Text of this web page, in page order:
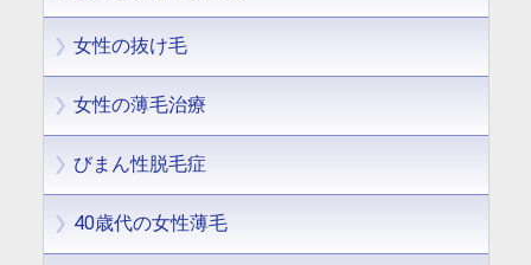
女性の抜け毛
女性の薄毛治療
びまん性脱毛症
40歳代の女性薄毛